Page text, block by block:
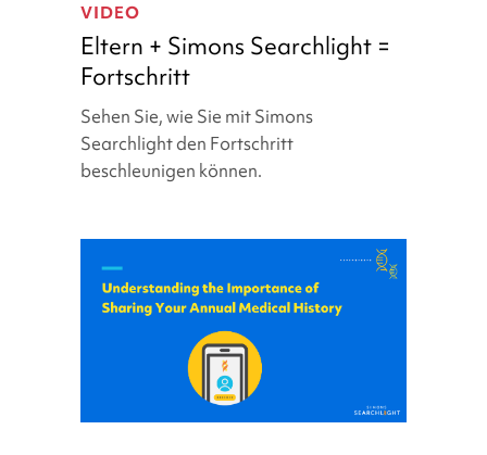
Simons
Searchlight
=
Fortschritt
VIDEO
Eltern + Simons Searchlight =
Fortschritt
Sehen Sie, wie Sie mit Simons
Searchlight den Fortschritt
beschleunigen können.